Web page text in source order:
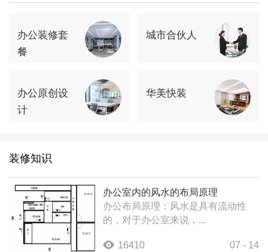
办公装修套
餐
城市合伙人
办公原创设
计
华美快装
装修知识
办公室内的风水的布局原理
办公布局原理：风水是具有流动性
的，对于办公室来说，...
16410 07 - 14